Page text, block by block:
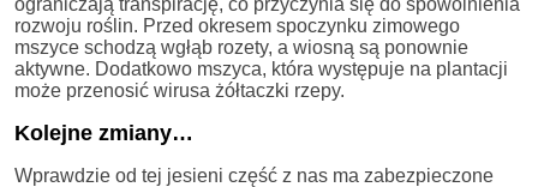
ograniczają transpirację, co przyczynia się do spowolnienia
rozwoju roślin. Przed okresem spoczynku zimowego
mszyce schodzą wgłąb rozety, a wiosną są ponownie
aktywne. Dodatkowo mszyca, która występuje na plantacji
może przenosić wirusa żółtaczki rzepy.
Kolejne zmiany…
Wprawdzie od tej jesieni część z nas ma zabezpieczone